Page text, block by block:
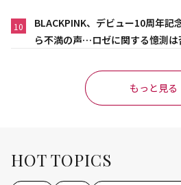
10
BLACKPINK、デビュー10周年記
ら不満の声…ロゼに関する憶測は
もっと見る
HOT TOPICS